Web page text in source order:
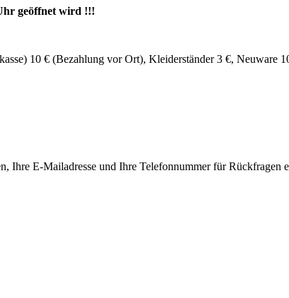
geöffnet wird !!!
10 € (Bezahlung vor Ort), Kleiderständer 3 €, Neuware
Ihre E-Mailadresse und Ihre Telefonnummer für Rückfragen